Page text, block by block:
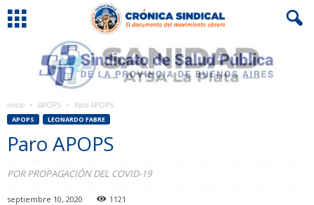
Inicio APOPS Paro APOPS
APOPS LEONARDO FABRE
Paro APOPS
POR PROPAGACIÓN DEL COVID-19
septiembre 10, 2020 1121